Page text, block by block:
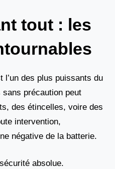
tout : les
l’un des plus puissants du
précaution peut
des étincelles, voire des
intervention,
négative de la batterie.
absolue.